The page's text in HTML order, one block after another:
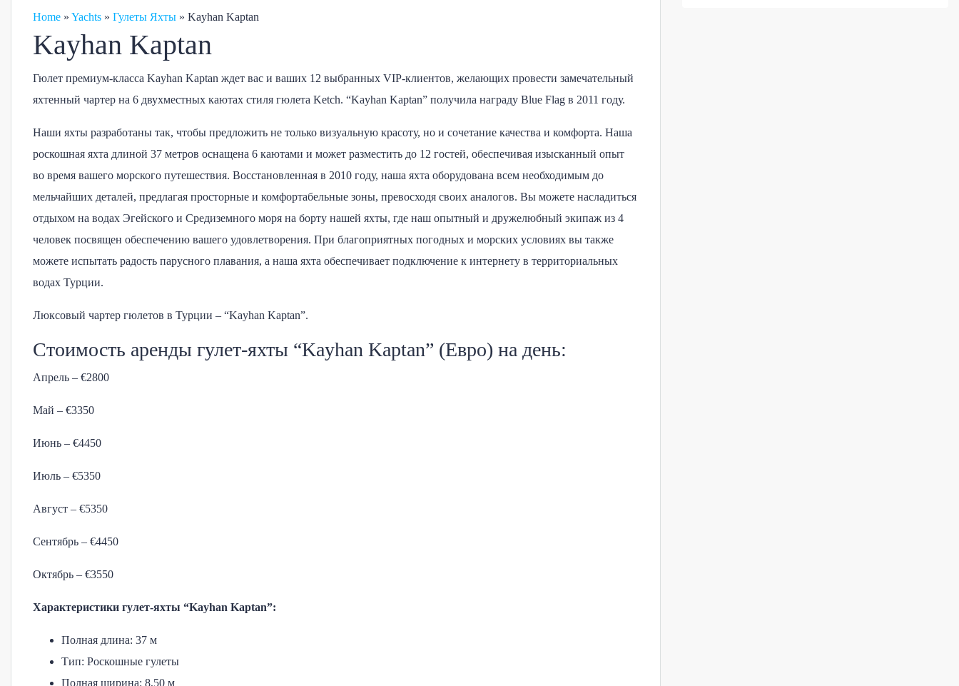
Home » Yachts » Гулеты Яхты » Kayhan Kaptan
Kayhan Kaptan
Гюлет премиум-класса Kayhan Kaptan ждет вас и ваших 12 выбранных VIP-клиентов, желающих провести замечательный
яхтенный чартер на 6 двухместных каютах стиля гюлета Ketch. “Kayhan Kaptan” получила награду Blue Flag в 2011 году.
Наши яхты разработаны так, чтобы предложить не только визуальную красоту, но и сочетание качества и комфорта. Наша
роскошная яхта длиной 37 метров оснащена 6 каютами и может разместить до 12 гостей, обеспечивая изысканный опыт
во время вашего морского путешествия. Восстановленная в 2010 году, наша яхта оборудована всем необходимым до
мельчайших деталей, предлагая просторные и комфортабельные зоны, превосходя своих аналогов. Вы можете насладиться
отдыхом на водах Эгейского и Средиземного моря на борту нашей яхты, где наш опытный и дружелюбный экипаж из 4
человек посвящен обеспечению вашего удовлетворения. При благоприятных погодных и морских условиях вы также
можете испытать радость парусного плавания, а наша яхта обеспечивает подключение к интернету в территориальных
водах Турции.
Люксовый чартер гюлетов в Турции – “Kayhan Kaptan”.
Стоимость аренды гулет-яхты “Kayhan Kaptan” (Евро) на день:
Апрель – €2800
Май – €3350
Июнь – €4450
Июль – €5350
Август – €5350
Сентябрь – €4450
Октябрь – €3550
Характеристики гулет-яхты “Kayhan Kaptan”:
Полная длина: 37 м
Тип: Роскошные гулеты
Полная ширина: 8,50 м